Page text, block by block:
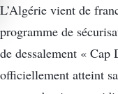
L’Algérie vient de
programme de
de dessalement «
officiellement atteint